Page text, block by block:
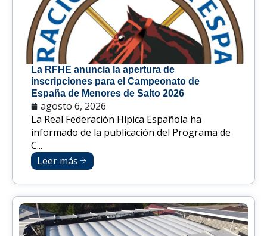
La RFHE anuncia la apertura de
inscripciones para el Campeonato de
España de Menores de Salto 2026
agosto 6, 2026
La Real Federación Hípica Española ha
informado de la publicación del Programa de
C...
Leer más